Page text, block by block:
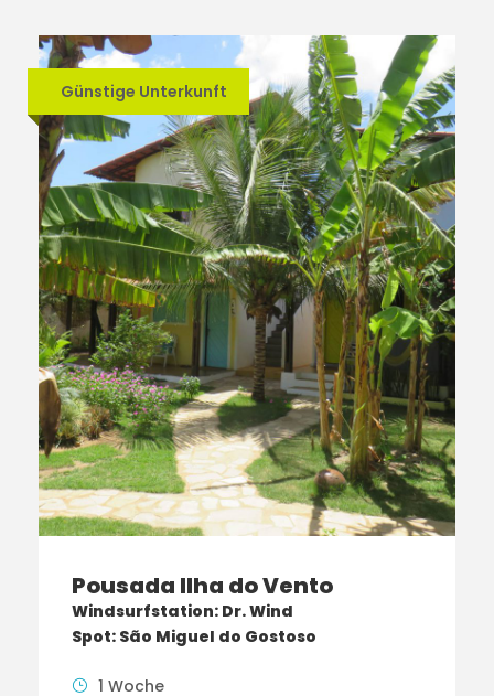
Günstige Unterkunft
Pousada Ilha do Vento
Windsurfstation: Dr. Wind
Spot: São Miguel do Gostoso
1 Woche